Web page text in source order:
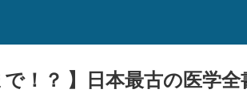
で！？ 】日本最古の医学